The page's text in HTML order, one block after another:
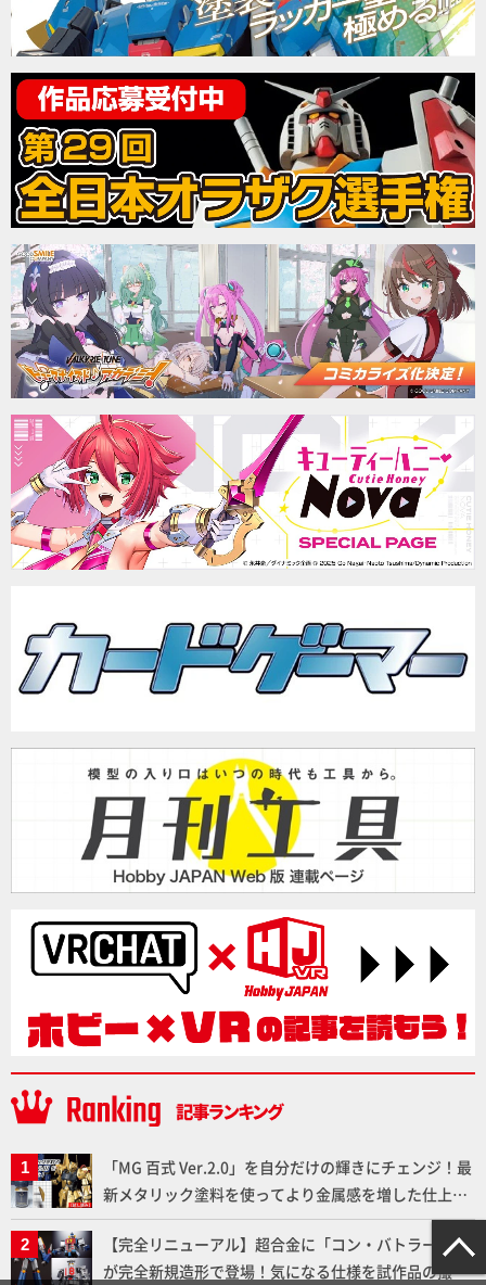
「MG 百式 Ver.2.0」を自分だけの輝きにチェンジ！最
新メタリック塗料を使ってより金属感を増した仕上が
りに!!【試し読み】
【完全リニューアル】超合金に「コン・バトラーV」
が完全新規造形で登場！気になる仕様を試作品の撮り